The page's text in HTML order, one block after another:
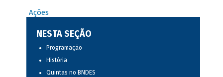
Ações
NESTA SEÇÃO
Programação
História
Quintas no BNDES